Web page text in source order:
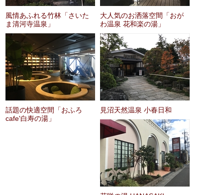
風情あふれる竹林「さいた
ま清河寺温泉」
大人気のお洒落空間「おが
わ温泉 花和楽の湯」
話題の快適空間「おふろ
cafe'白寿の湯」
見沼天然温泉 小春日和